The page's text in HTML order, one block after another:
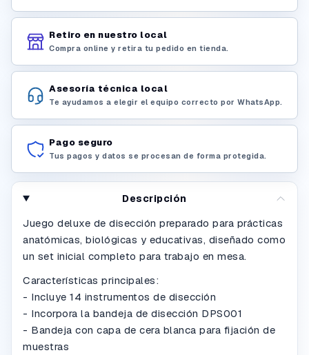
Retiro en nuestro local
Compra online y retira tu pedido en tienda.
Asesoría técnica local
Te ayudamos a elegir el equipo correcto por WhatsApp.
Pago seguro
Tus pagos y datos se procesan de forma protegida.
Descripción
Juego deluxe de disección preparado para prácticas
anatómicas, biológicas y educativas, diseñado como
un set inicial completo para trabajo en mesa.
Características principales:
- Incluye 14 instrumentos de disección
- Incorpora la bandeja de disección DPS001
- Bandeja con capa de cera blanca para fijación de
muestras